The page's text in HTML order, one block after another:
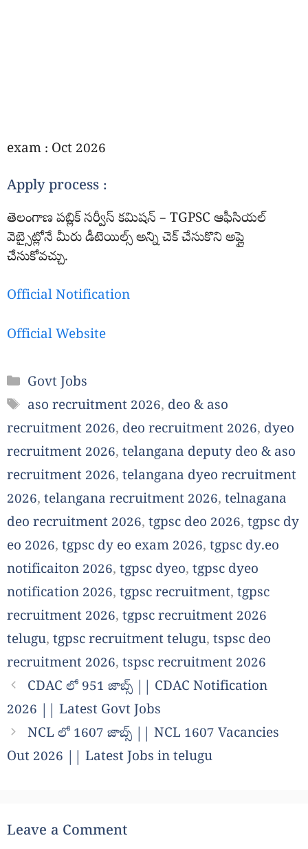
exam : Oct 2026
Apply process :
తెలంగాణ పబ్లిక్ సర్వీస్ కమిషన్ – TGPSC ఆఫీసియల్
వెబ్సైట్లోనే మీరు డీటెయిల్స్ అన్ని చెక్ చేసుకొని అప్లై
చేసుకోవచ్చు.
Official Notification
Official Website
Categories
Govt Jobs
Tags
aso recruitment 2026, deo & aso
recruitment 2026, deo recruitment 2026, dyeo
recruitment 2026, telangana deputy deo & aso
recruitment 2026, telangana dyeo recruitment
2026, telangana recruitment 2026, telnagana
deo recruitment 2026, tgpsc deo 2026, tgpsc dy
eo 2026, tgpsc dy eo exam 2026, tgpsc dy.eo
notificaiton 2026, tgpsc dyeo, tgpsc dyeo
notification 2026, tgpsc recruitment, tgpsc
recruitment 2026, tgpsc recruitment 2026
telugu, tgpsc recruitment telugu, tspsc deo
recruitment 2026, tspsc recruitment 2026
CDAC లో 951 జాబ్స్ || CDAC Notification
2026 || Latest Govt Jobs
NCL లో 1607 జాబ్స్ || NCL 1607 Vacancies
Out 2026 || Latest Jobs in telugu
Leave a Comment